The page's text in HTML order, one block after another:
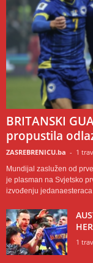
BRITANSKI
propustila
ZASREBRENICU.ba - 1
Mundijal zaslužen od
je plasman na Svjetsko
izvođenju
1